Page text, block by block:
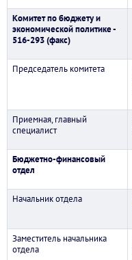
Комитет по бюджету и
экономической политике -
516-293 (факс)
Председатель комитета
Приемная, главный
специалист
Бюджетно-финансовый
отдел
Начальник отдела
Заместитель начальника
отдела